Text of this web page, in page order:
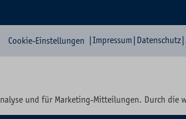
Cookie-Einstellungen Impressum Datenschutz
und für Marketing-Mitteilungen. Durch die